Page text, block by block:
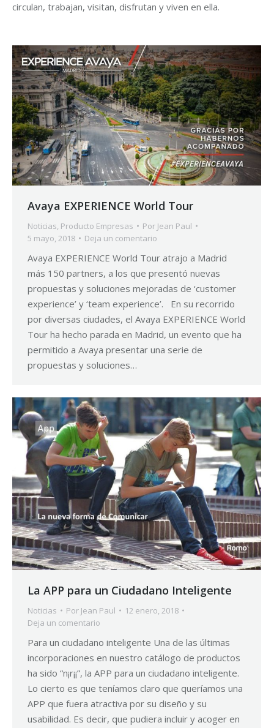
circulan, trabajan, visitan, disfrutan y viven en ella.
Avaya EXPERIENCE World Tour
Noticias, Producto Empresas Por Jean Paul
5 mayo, 2018
Deja un comentario
Avaya EXPERIENCE World Tour atrajo a Madrid
más 150 partners, a los que presentó nuevas
propuestas y soluciones mejoradas de ‘customer
experience’ y ‘team experience’. En su recorrido
por diversas ciudades, el Avaya EXPERIENCE World
Tour ha hecho parada en Madrid, un evento que ha
permitido a Avaya presentar una serie de
propuestas y soluciones…
La APP para un Ciudadano Inteligente
Noticias Por Jean Paul
12 enero, 2018
Deja un comentario
Para un ciudadano inteligente Una de las últimas
incorporaciones en nuestro catálogo de productos
ha sido “n¡r¡¡”, la APP para un ciudadano inteligente.
Lo cierto es que teníamos claro que queríamos una
APP que fuera atractiva por su diseño y su
usabilidad. Es decir, que pudiera incluir y acoger en